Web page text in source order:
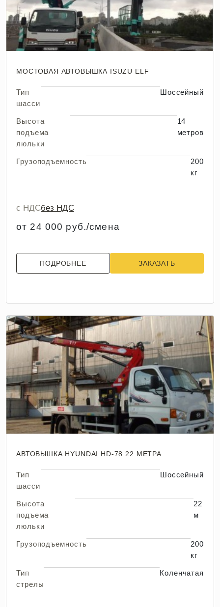
МОСТОВАЯ АВТОВЫШКА ISUZU ELF
Тип
шасси
Шоссейный
Высота
подъема
люльки
14
метров
Грузоподъемность
200
кг
с НДСбез НДС
от 24 000 руб./смена
ПОДРОБНЕЕ ЗАКАЗАТЬ
АВТОВЫШКА HYUNDAI HD-78 22 МЕТРА
Тип
шасси
Шоссейный
Высота
подъема
люльки
22
м
Грузоподъемность
200
кг
Тип
стрелы
Коленчатая